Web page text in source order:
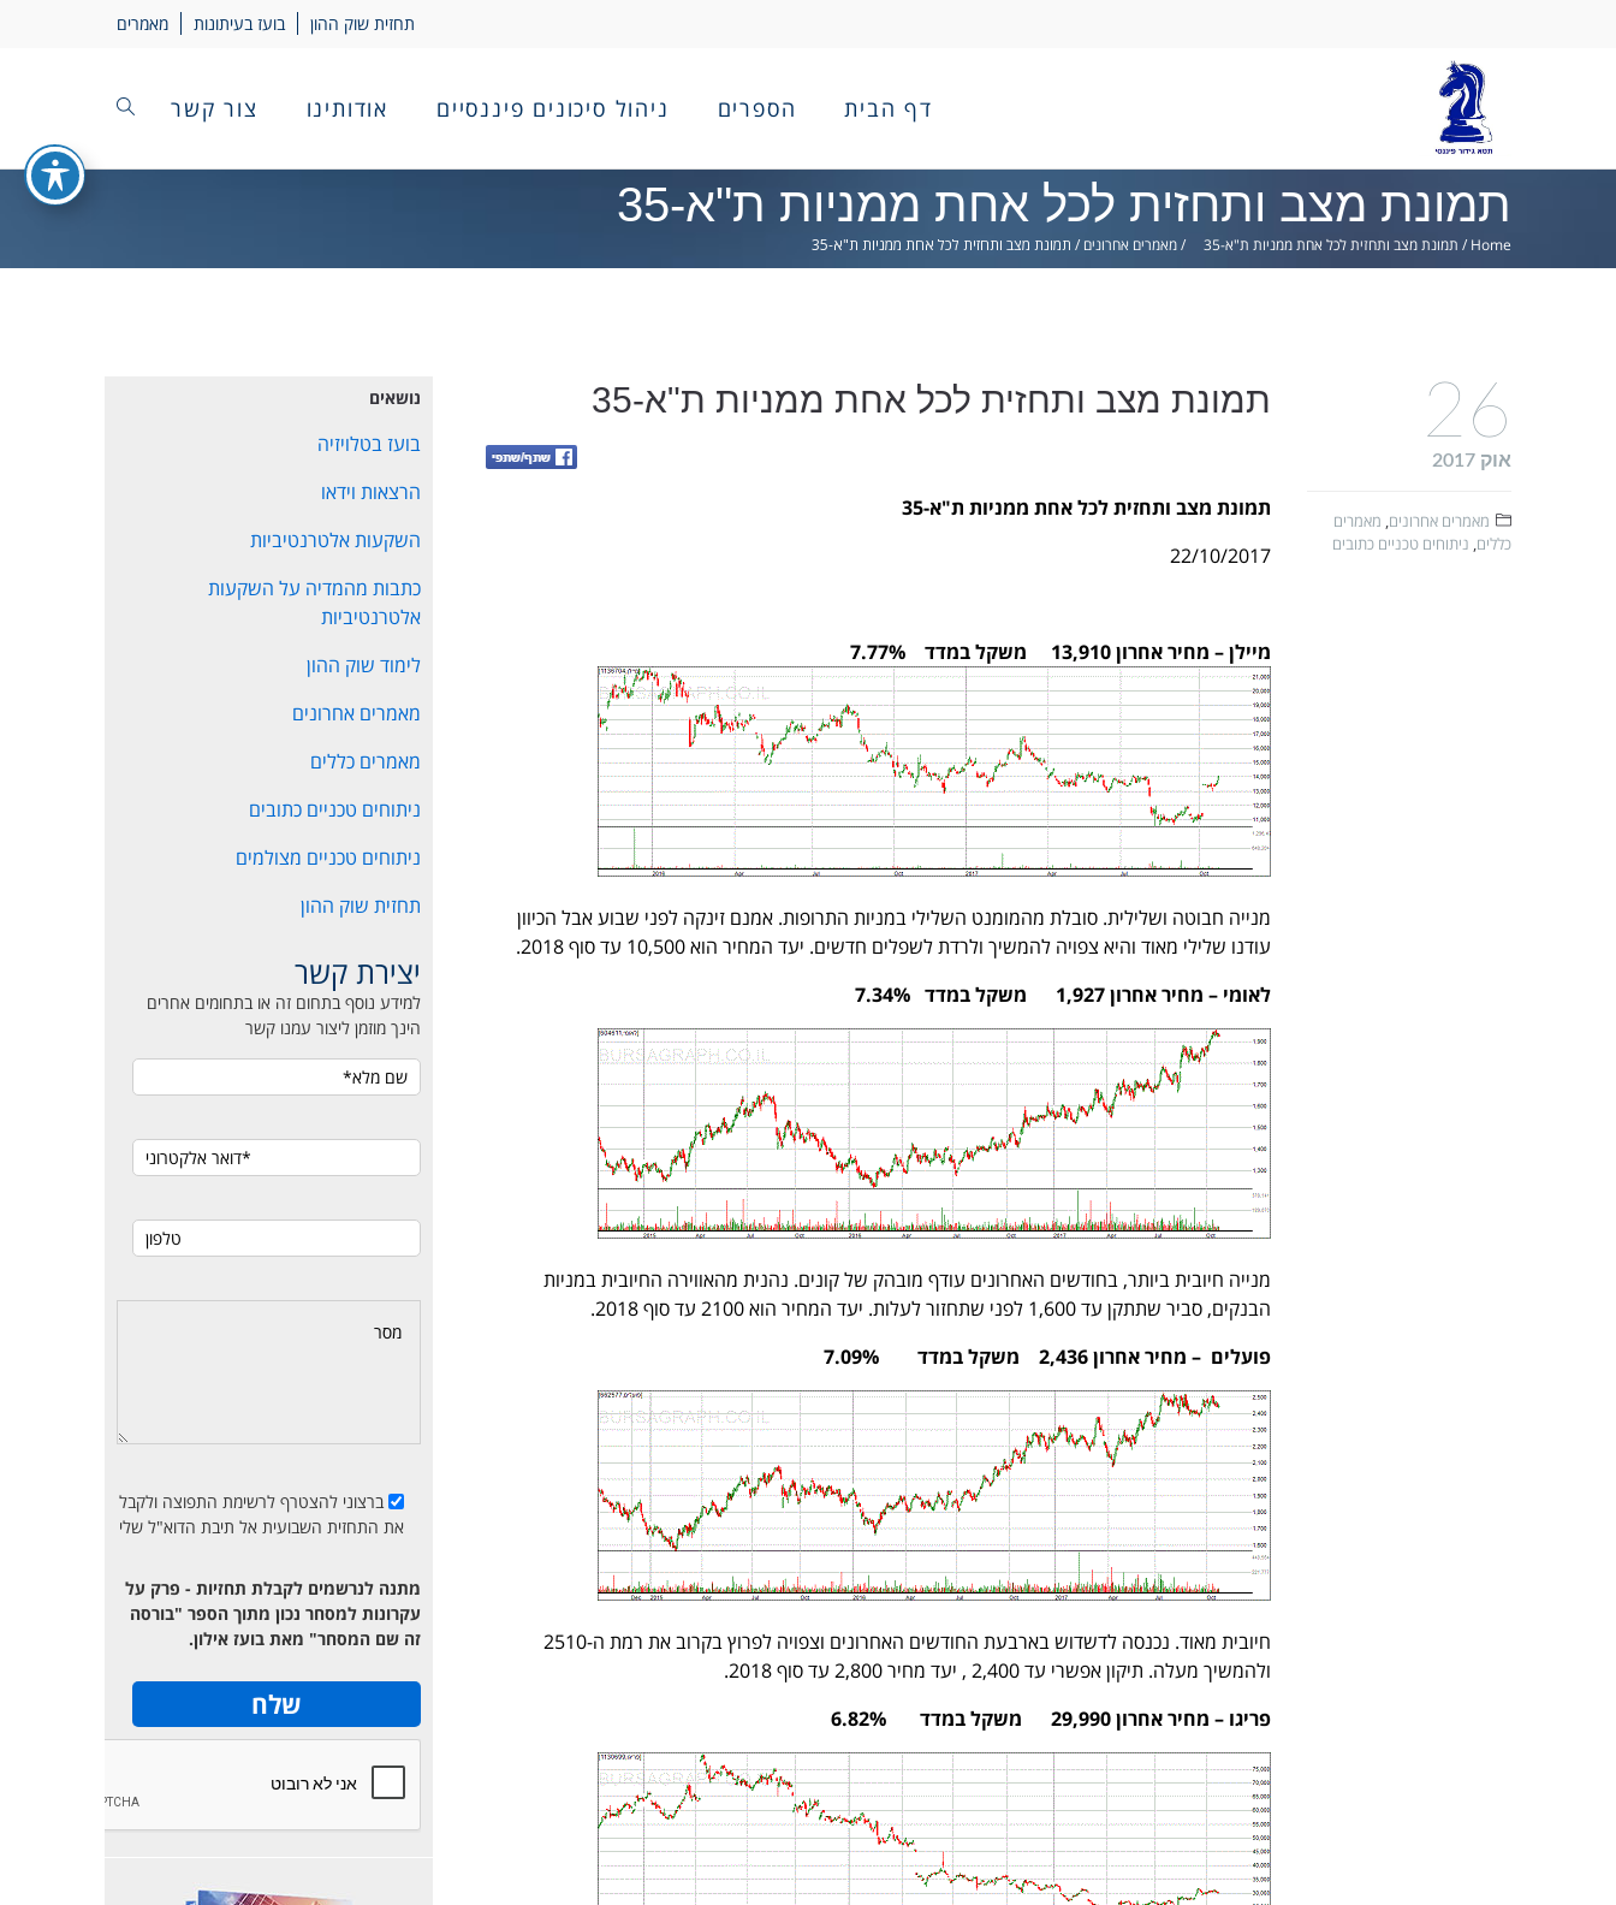
תחזית שוק ההון בועז בעיתונות מאמרים
דף הבית הספרים ניהול סיכונים פיננסיים אודותינו צור קשר
תמונת מצב ותחזית לכל אחת ממניות ת"א-35
Home
/ תמונת מצב ותחזית לכל אחת ממניות ת"א-35 /מאמרים אחרונים / תמונת מצב ותחזית לכל אחת ממניות ת"א-35
תמונת מצב ותחזית לכל אחת ממניות ת"א-35
תמונת מצב ותחזית לכל אחת ממניות ת"א-35
22/10/2017
מיילן – מחיר אחרון 13,910 משקל במדד 7.77%
מנייה חבוטה ושלילית. סובלת מהמומנט השלילי במניות התרופות. אמנם זינקה לפני שבוע אבל הכיוון
עודנו שלילי מאוד והיא צפויה להמשיך ולרדת לשפלים חדשים. יעד המחיר הוא 10,500 עד סוף 2018.
לאומי – מחיר אחרון 1,927 משקל במדד 7.34%
מנייה חיובית ביותר, בחודשים האחרונים עודף מובהק של קונים. נהנית מהאווירה החיובית במניות
הבנקים, סביר שתתקן עד 1,600 לפני שתחזור לעלות. יעד המחיר הוא 2100 עד סוף 2018.
פועלים – מחיר אחרון 2,436 משקל במדד 7.09%
חיובית מאוד. נכנסה לדשדוש בארבעת החודשים האחרונים וצפויה לפרוץ בקרוב את רמת ה-2510
ולהמשיך מעלה. תיקון אפשרי עד 2,400 , יעד מחיר 2,800 עד סוף 2018.
פריגו – מחיר אחרון 29,990 משקל במדד 6.82%
26
אוק 2017
מאמרים אחרונים, מאמרים
כללים, ניתוחים טכניים כתובים
נושאים
בועז בטלויזיה
הרצאות וידאו
השקעות אלטרנטיביות
כתבות מהמדיה על השקעות
אלטרנטיביות
לימוד שוק ההון
מאמרים אחרונים
מאמרים כללים
ניתוחים טכניים כתובים
ניתוחים טכניים מצולמים
תחזית שוק ההון
יצירת קשר
למידע נוסף בתחום זה או בתחומים אחרים
הינך מוזמן ליצור עמנו קשר
ברצוני להצטרף לרשימת התפוצה ולקבל
את התחזית השבועית אל תיבת הדוא"ל שלי
מתנה לנרשמים לקבלת תחזיות - פרק על
עקרונות למסחר נכון מתוך הספר "בורסה
זה שם המסחר" מאת בועז אילון.